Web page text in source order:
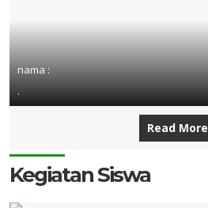
nama :
.
Read More
Kegiatan Siswa